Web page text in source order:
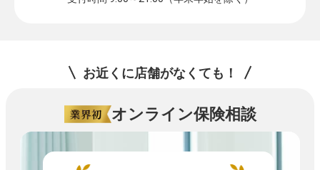
お近くに店舗がなくても！
オンライン保険相談